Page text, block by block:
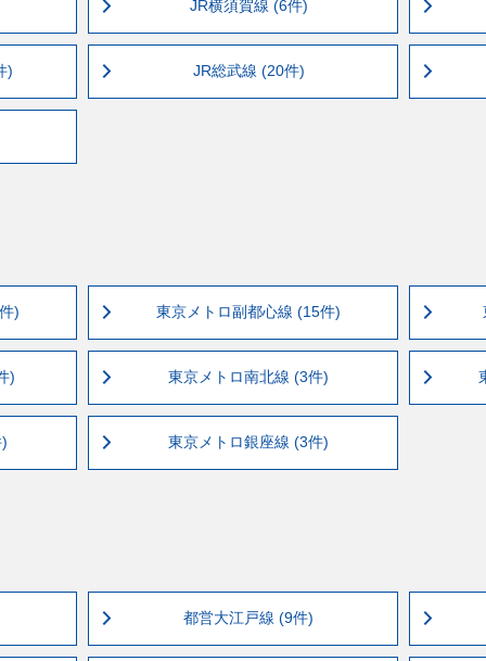
JR横須賀線 (6件)
) JR総武線 (20件)
) 東京メトロ副都心線 (15件)
) 東京メトロ南北線 (3件)
東京メトロ銀座線 (3件)
都営大江戸線 (9件)